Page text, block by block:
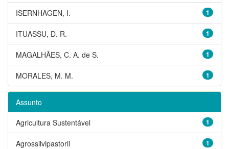
1
ISERNHAGEN, I.
1
ITUASSU, D. R.
1
MAGALHÃES, C. A. de S.
1
MORALES, M. M.
Assunto
1
Agricultura Sustentável
1
Agrossilvipastoril